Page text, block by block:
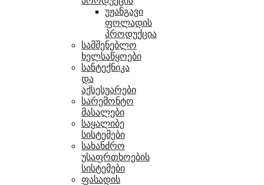
უჟანგავი
ფოლადის
პროდუქცია
სამშენებლო
ხელსაწყოები
სანტექნიკა
და
აქსესუარები
სარემონტო
მასალები
საყალიბე
სისტემები
სახანძრო
უსაფრთხოების
სისტემები
ფასადის